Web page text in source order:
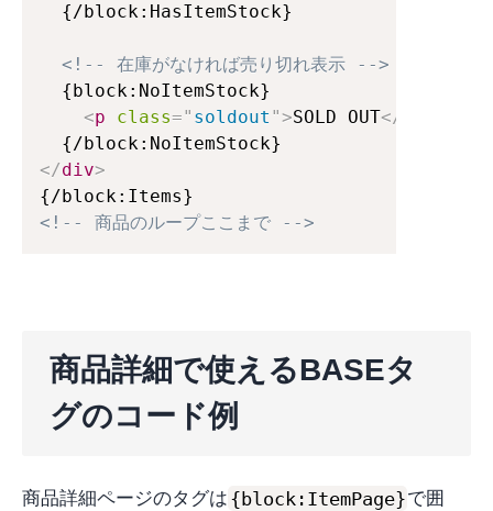
  {/block:HasItemStock}
<!-- 在庫がなければ売り切れ表示 -->
  {block:NoItemStock}
<p class=" soldout ">SOLD OUT</
</div>
<!-- 商品のループここまで -->
商品詳細で使えるBASEタ
グのコード例
商品詳細ページのタグは {block:ItemPage}で囲